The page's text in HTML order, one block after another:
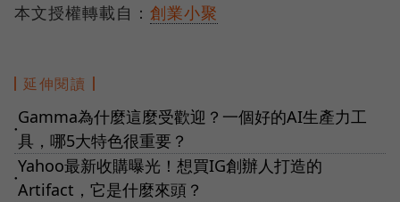
本文授權轉載自： 創業小聚
延伸閱讀
●
Gamma為什麼這麼受歡迎？一個好的AI生產力工
具，哪5大特色很重要？
●
Yahoo最新收購曝光！想買IG創辦人打造的
Artifact，它是什麼來頭？